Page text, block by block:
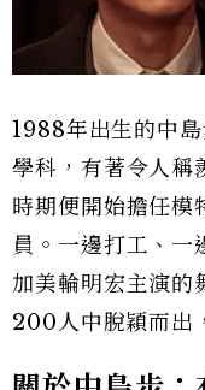
1988年出生的中
學科，有著令人稱
時期便開始擔任
員。一邊打工、
加美輪明宏主演的
200人中脫穎而出